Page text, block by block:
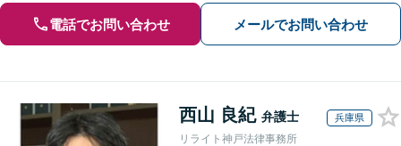
電話でお問い合わせ メールでお問い合わせ
西山 良紀 弁護士 兵庫県
リライト神戸法律事務所